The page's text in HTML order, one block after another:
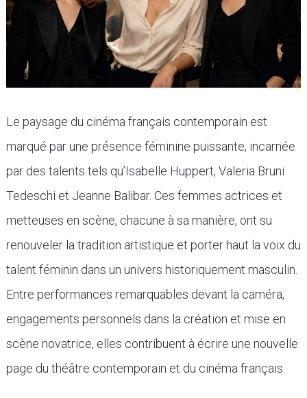
Le paysage du cinéma français contemporain est
marqué par une présence féminine puissante, incarnée
par des talents tels qu’Isabelle Huppert, Valeria Bruni
Tedeschi et Jeanne Balibar. Ces femmes actrices et
metteuses en scène, chacune à sa manière, ont su
renouveler la tradition artistique et porter haut la voix du
talent féminin dans un univers historiquement masculin.
Entre performances remarquables devant la caméra,
engagements personnels dans la création et mise en
scène novatrice, elles contribuent à écrire une nouvelle
page du théâtre contemporain et du cinéma français.